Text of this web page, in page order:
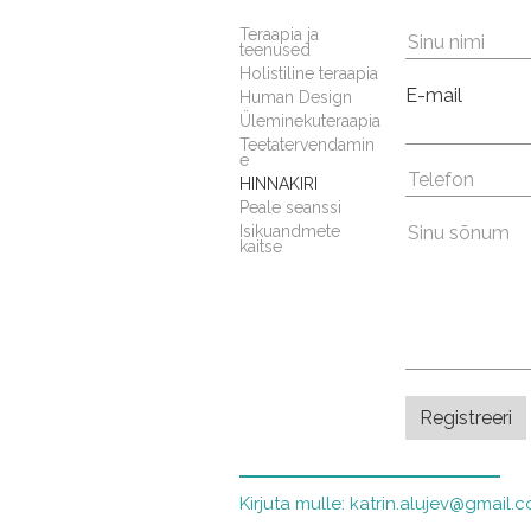
Teraapia ja
teenused
Holistiline teraapia
Human Design
Üleminekuteraapia
Teetatervendamin
e
HINNAKIRI
Peale seanssi
Isikuandmete
kaitse
E-mail
Kirjuta mulle: